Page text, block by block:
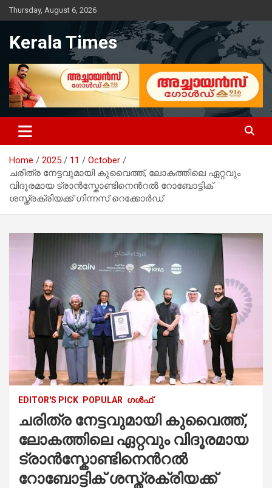
Skip
to
Thursday, August 6, 2026
Kerala Times
Home 2025 11
October
ചരിത്ര നേട്ടവുമായി കുവൈത്ത്, ലോകത്തിലെ ഏറ്റവും
വിദൂരമായ ട്രാൻസ്കോണ്ടിനെന്‍റൽ റോബോട്ടിക്
ശസ്ത്രക്രിയക്ക് ഗിന്നസ് റെക്കോർഡ്
EDITOR'S PICK POPULAR ഗൾഫ്
ചരിത്ര നേട്ടവുമായി കുവൈത്ത്,
ലോകത്തിലെ ഏറ്റവും വിദൂരമായ
ട്രാൻസ്കോണ്ടിനെന്‍റൽ
റോബോട്ടിക് ശസ്ത്രക്രിയക്ക്